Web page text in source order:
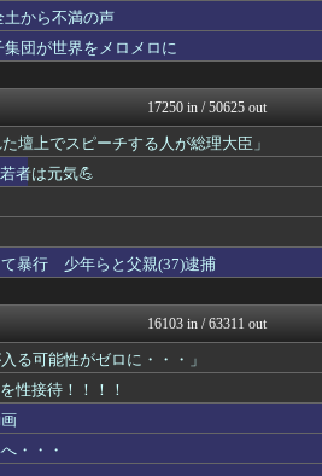
日向坂46まとめ速報
乃木坂46まとめ 乃木りん...
スマブラ屋さん | スマブ...
海...
わんこーる速報！
アニゲー速報
った...
ラビット速報
こち...
デジタルニューススレッド
オレ的ゲーム速報＠刃
おーるじゃんる
うしみつ-5chまとめ-
通...
【サッカー まとめ】サカラ
...
不思議.net - 5ch...
から不満の声
団が世界をメロメロに
17250 in / 50625 out
壇上でスピーチする人が総理大臣」
者は元気💪
て暴行 少年らと父親(37)逮捕
16103 in / 63311 out
る可能性がゼロに・・・」
性接待！！！！
・・・